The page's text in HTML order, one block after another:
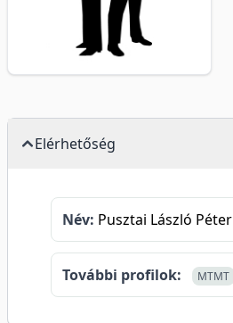
Elérhetőség
Név: Pusztai László Péter
További profilok: MTMT